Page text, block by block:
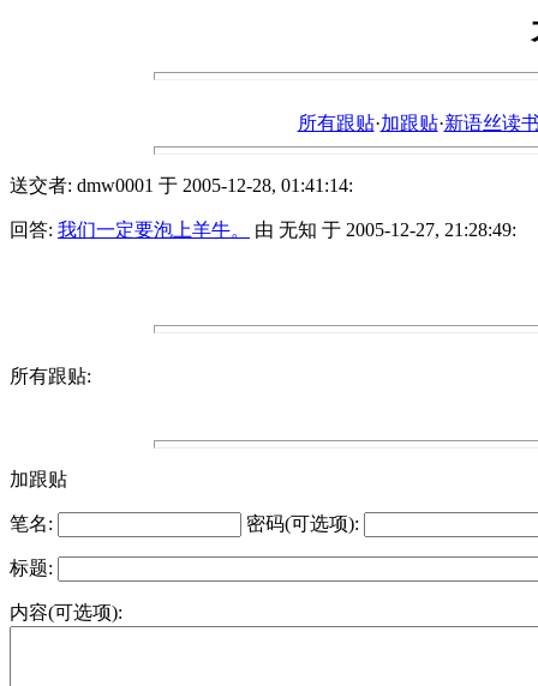
所有跟贴·加跟贴·新语丝读
送交者: dmw0001 于 2005-12-28, 01:41:14:
回答: 我们一定要泡上羊牛。 由 无知 于 2005-12-27, 21:28:49:
所有跟贴:
加跟贴
笔名: 密码(可选项):
标题:
内容(可选项):